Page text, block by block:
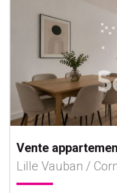
Vente
Lille Vauban /